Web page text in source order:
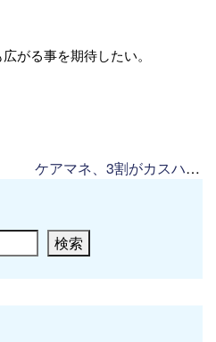
がる事を期待したい。
ケアマネ、3割がカスハラ経験（読売新聞）
検索